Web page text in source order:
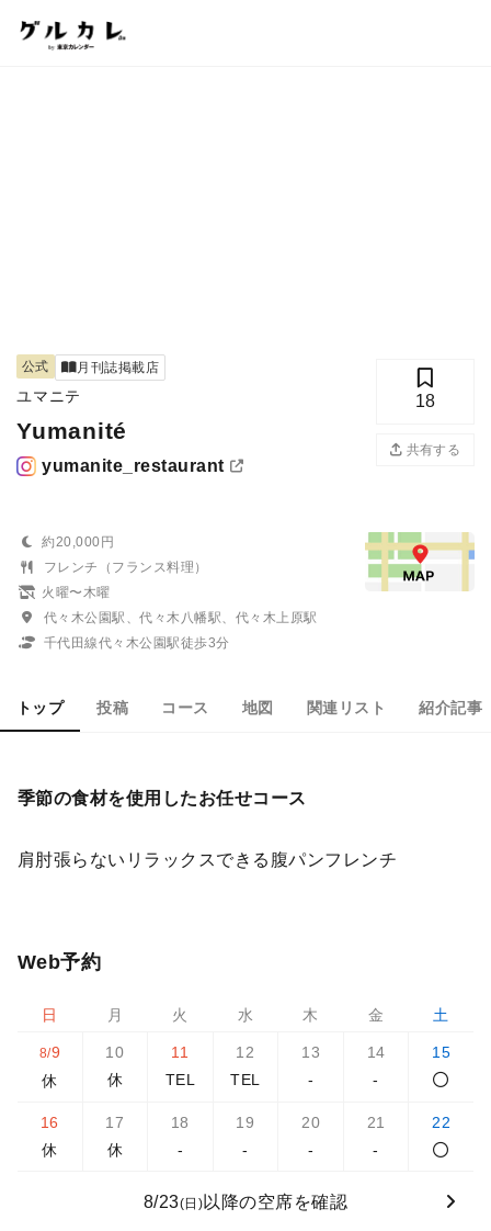
公式 月刊誌掲載店
ユマニテ
Yumanité
yumanite_restaurant
18
共有する
約20,000円
フレンチ（フランス料理）
火曜〜木曜
代々木公園駅、代々木八幡駅、代々木上原駅
千代田線代々木公園駅徒歩3分
トップ 投稿 コース 地図 関連リスト 紹介記事
季節の食材を使用したお任せコース
肩肘張らないリラックスできる腹パンフレンチ
Web予約
日 月 火 水 木 金 土
8/9
休
10
休
11
TEL
12
TEL
13
-
14
-
15
16
休
17
休
18
-
19
-
20
-
21
-
22
8/23(日) 以降の空席を確認